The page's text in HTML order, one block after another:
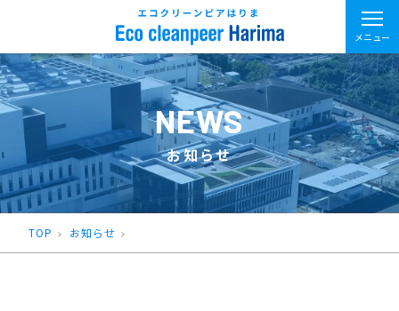
メニュー
NEWS
お知らせ
TOP お知らせ